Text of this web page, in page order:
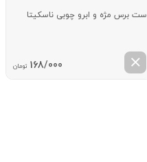
ست برس مژه و ابرو چوبی ناسکیتا
168/000 تومان